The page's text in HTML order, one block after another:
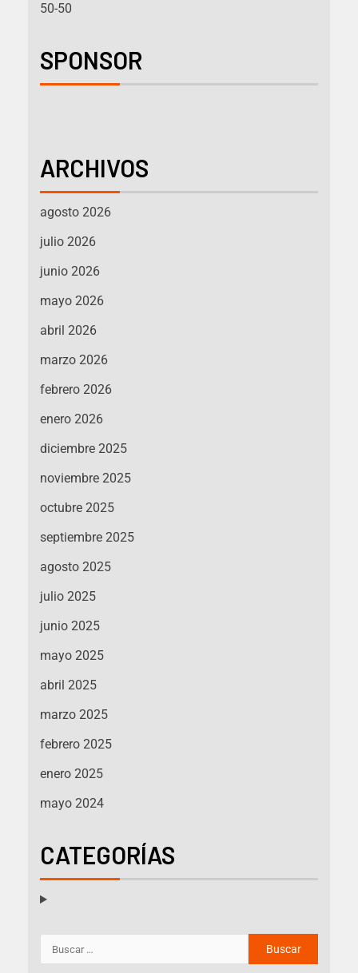
50-50
SPONSOR
ARCHIVOS
agosto 2026
julio 2026
junio 2026
mayo 2026
abril 2026
marzo 2026
febrero 2026
enero 2026
diciembre 2025
noviembre 2025
octubre 2025
septiembre 2025
agosto 2025
julio 2025
junio 2025
mayo 2025
abril 2025
marzo 2025
febrero 2025
enero 2025
mayo 2024
CATEGORÍAS